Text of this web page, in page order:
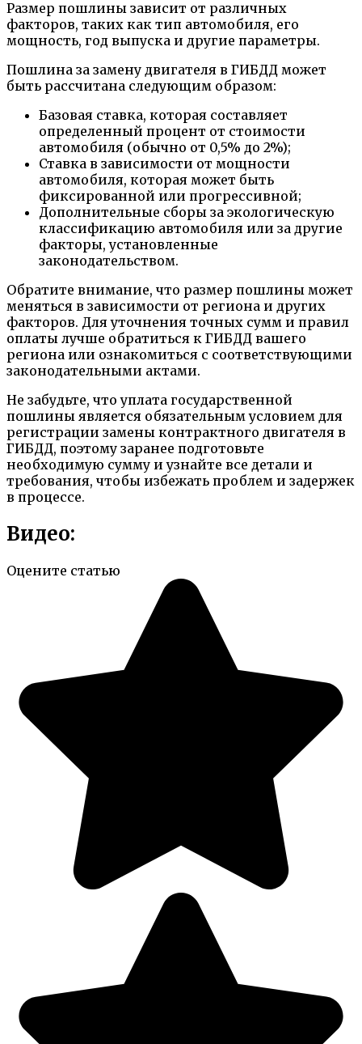
Размер пошлины зависит от различных
факторов, таких как тип автомобиля, его
мощность, год выпуска и другие параметры.
Пошлина за замену двигателя в ГИБДД может
быть рассчитана следующим образом:
Базовая ставка, которая составляет
определенный процент от стоимости
автомобиля (обычно от 0,5% до 2%);
Ставка в зависимости от мощности
автомобиля, которая может быть
фиксированной или прогрессивной;
Дополнительные сборы за экологическую
классификацию автомобиля или за другие
факторы, установленные
законодательством.
Обратите внимание, что размер пошлины может
меняться в зависимости от региона и других
факторов. Для уточнения точных сумм и правил
оплаты лучше обратиться к ГИБДД вашего
региона или ознакомиться с соответствующими
законодательными актами.
Не забудьте, что уплата государственной
пошлины является обязательным условием для
регистрации замены контрактного двигателя в
ГИБДД, поэтому заранее подготовьте
необходимую сумму и узнайте все детали и
требования, чтобы избежать проблем и задержек
в процессе.
Видео:
Оцените статью